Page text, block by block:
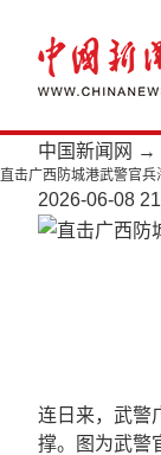
中国新闻网 →
直击广西防城港武警官兵
2026-06-08
连日来，武警
撑。图为武警